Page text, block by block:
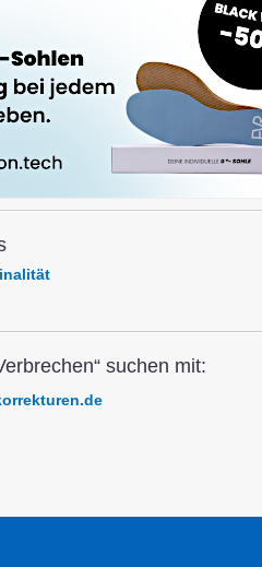
suchen mit: